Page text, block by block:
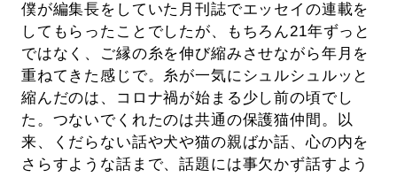
僕が編集長をしていた月刊誌でエッセイの連載を
してもらったことでしたが、もちろん21年ずっと
ではなく、ご縁の糸を伸び縮みさせながら年月を
重ねてきた感じで。糸が一気にシュルシュルッと
縮んだのは、コロナ禍が始まる少し前の頃でし
た。つないでくれたのは共通の保護猫仲間。以
来、くだらない話や犬や猫の親ばか話、心の内を
さらすような話まで、話題には事欠かず話すよう